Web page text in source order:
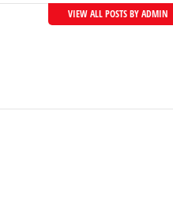
VIEW ALL POSTS BY ADMIN